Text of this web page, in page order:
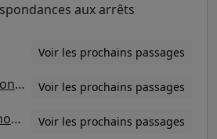
aux arrêts
Voir les prochains passages
Assemblée Nationale / Lille - Université Voir les prochains passages
Barbès Rochechouart Voir les prochains passages